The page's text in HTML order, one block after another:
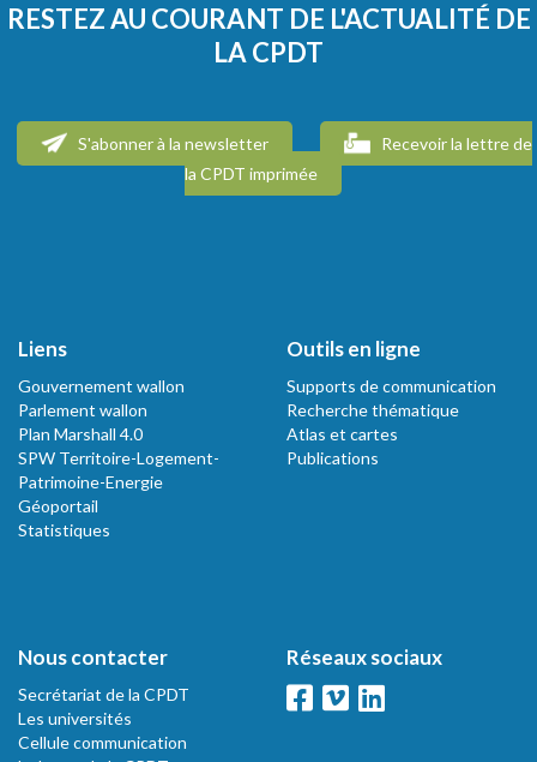
RESTEZ AU COURANT DE L'ACTUALITÉ DE
LA CPDT
S'abonner à la newsletter
Recevoir la lettre de
la CPDT imprimée
Liens
Gouvernement wallon
Parlement wallon
Plan Marshall 4.0
SPW Territoire-Logement-
Patrimoine-Energie
Géoportail
Statistiques
Outils en ligne
Supports de communication
Recherche thématique
Atlas et cartes
Publications
Nous contacter
Secrétariat de la CPDT
Les universités
Cellule communication
Réseaux sociaux